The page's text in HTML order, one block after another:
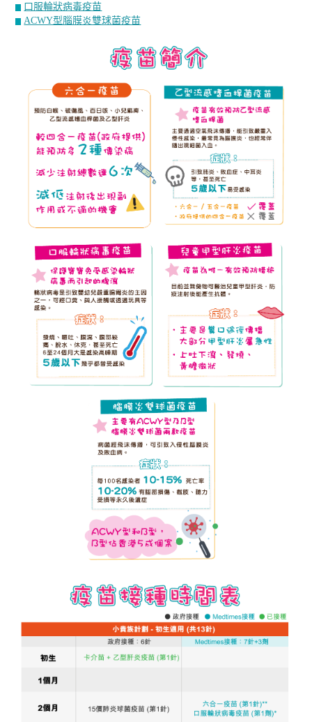
口服輪狀病毒疫苗
ACWY型腦膜炎雙球菌疫苗